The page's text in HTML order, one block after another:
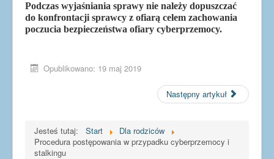
Podczas wyjaśniania sprawy nie należy dopuszczać
do konfrontacji sprawcy z ofiarą celem zachowania
poczucia bezpieczeństwa ofiary cyberprzemocy.
Opublikowano: 19 maj 2019
Następny artykuł
Jesteś tutaj: Start
Dla rodziców
Procedura postępowania w przypadku cyberprzemocy i
stalkingu